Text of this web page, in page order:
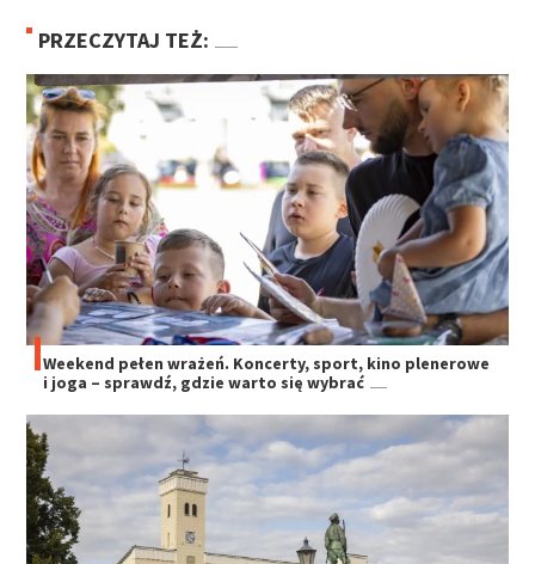
PRZECZYTAJ TEŻ:
Weekend pełen wrażeń. Koncerty, sport, kino plenerowe
i joga – sprawdź, gdzie warto się wybrać